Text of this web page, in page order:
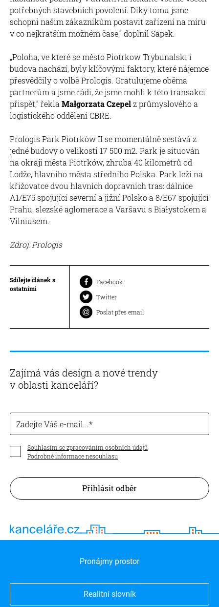
potřebných stavebních povolení. Díky tomu jsme
schopni našim zákazníkům postavit zařízení na míru
v co nejkratším možném čase,“ doplnil Sapek.
„Poloha, ve které se město Piotrkow Trybunalski i
budova nachází, byly klíčovými faktory, které nájemce
přesvědčily o volbě Prologis. Gratulujeme oběma
partnerům a jsme rádi, že jsme mohli k této transakci
přispět,“ řekla Małgorzata Czepelz průmyslového a
logistického oddělení CBRE.
Prologis Park Piotrków II se momentálně sestává z
jedné budovy o velikosti 17 500 m2. Park je situován
na okraji města Piotrków, zhruba 40 kilometrů od
Lodže, hlavního města středního Polska. Park leží na
křižovatce dvou hlavních dopravních tras: dálnice
A1/E75 spojující severní a jižní Polsko a 8/E67 spojující
Prahu, slezské aglomerace a Varšavu s Białystokem a
Vilniusem.
Zdroj: Prologis
Sdílejte článek s
ostatními
Facebook
Twitter
Poslat přes email
Zajímá vás design a nové trendy
v oblasti kanceláří?
Zadejte Váš e-mail...
Souhlasím se zpracováním osobních údajů
Podrobné informace nesouhlasu
Přihlásit odběr
Pronájmy prostor
Realitní slovník